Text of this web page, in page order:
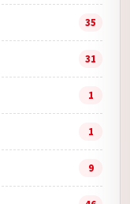
35
31
1
1
9